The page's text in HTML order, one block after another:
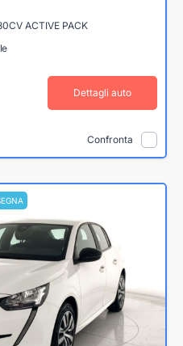
ACTIVE PACK
Dettagli auto
Confronta